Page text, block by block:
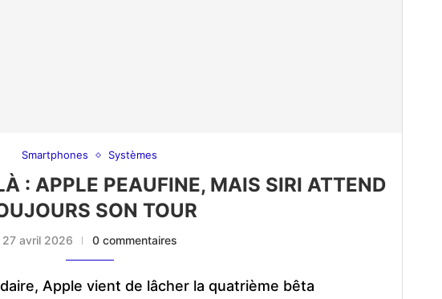
Smartphones Systèmes
: APPLE PEAUFINE, MAIS SIRI ATTEND
SON TOUR
27 avril 2026 0 commentaires
Apple vient de lâcher la quatrième bêta